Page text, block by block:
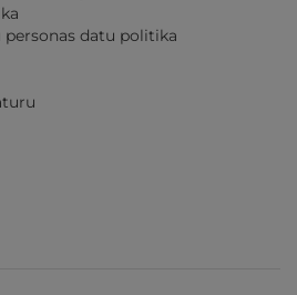
datu politika